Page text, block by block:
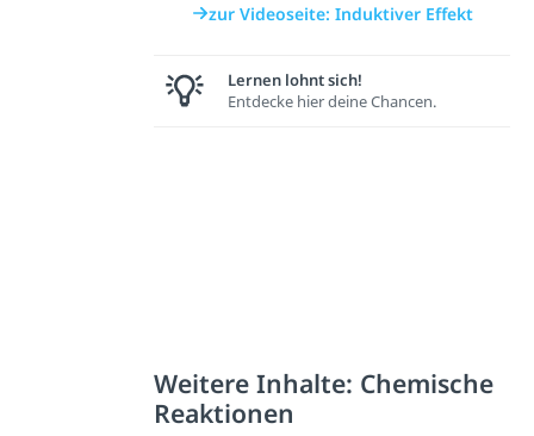
zur Videoseite: Induktiver Effekt
Lernen lohnt sich!
Entdecke hier deine Chancen.
Weitere Inhalte: Chemische
Reaktionen